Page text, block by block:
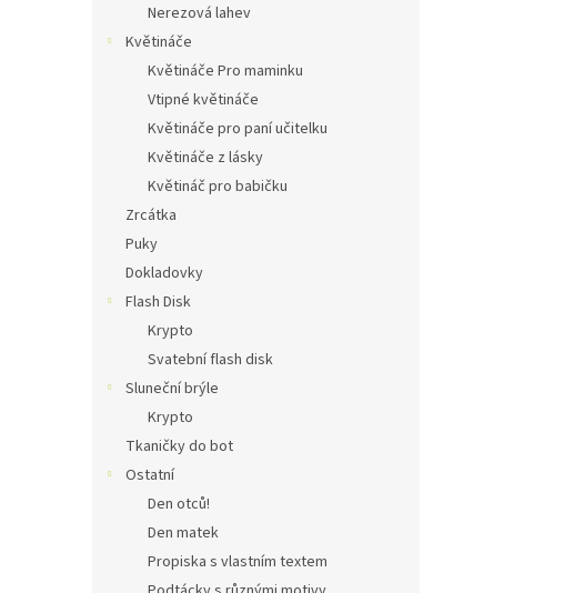
Nerezová lahev
Květináče
Květináče Pro maminku
Vtipné květináče
Květináče pro paní učitelku
Květináče z lásky
Květináč pro babičku
Zrcátka
Puky
Dokladovky
Flash Disk
Krypto
Svatební flash disk
Sluneční brýle
Krypto
Tkaničky do bot
Ostatní
Den otců!
Den matek
Propiska s vlastním textem